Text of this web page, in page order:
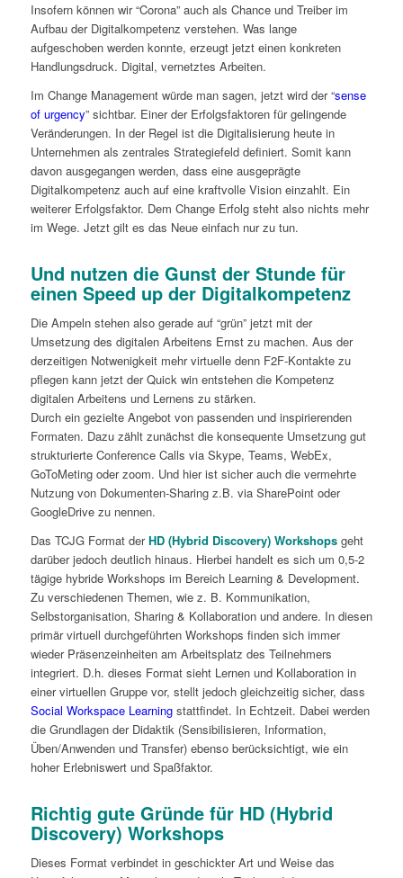
Insofern können wir “Corona” auch als Chance und Treiber im
Aufbau der Digitalkompetenz verstehen. Was lange
aufgeschoben werden konnte, erzeugt jetzt einen konkreten
Handlungsdruck. Digital, vernetztes Arbeiten.
Im Change Management würde man sagen, jetzt wird der “sense
of urgency” sichtbar. Einer der Erfolgsfaktoren für gelingende
Veränderungen. In der Regel ist die Digitalisierung heute in
Unternehmen als zentrales Strategiefeld definiert. Somit kann
davon ausgegangen werden, dass eine ausgeprägte
Digitalkompetenz auch auf eine kraftvolle Vision einzahlt. Ein
weiterer Erfolgsfaktor. Dem Change Erfolg steht also nichts mehr
im Wege. Jetzt gilt es das Neue einfach nur zu tun.
Und nutzen die Gunst der Stunde für
einen Speed up der Digitalkompetenz
Die Ampeln stehen also gerade auf “grün” jetzt mit der
Umsetzung des digitalen Arbeitens Ernst zu machen. Aus der
derzeitigen Notwenigkeit mehr virtuelle denn F2F-Kontakte zu
pflegen kann jetzt der Quick win entstehen die Kompetenz
digitalen Arbeitens und Lernens zu stärken.
Durch ein gezielte Angebot von passenden und inspirierenden
Formaten. Dazu zählt zunächst die konsequente Umsetzung gut
strukturierte Conference Calls via Skype, Teams, WebEx,
GoToMeting oder zoom. Und hier ist sicher auch die vermehrte
Nutzung von Dokumenten-Sharing z.B. via SharePoint oder
GoogleDrive zu nennen.
Das TCJG Format derHD (Hybrid Discovery) Workshopsgeht
darüber jedoch deutlich hinaus. Hierbei handelt es sich um 0,5-2
tägige hybride Workshops im Bereich Learning & Development.
Zu verschiedenen Themen, wie z. B. Kommunikation,
Selbstorganisation, Sharing & Kollaboration und andere. In diesen
primär virtuell durchgeführten Workshops finden sich immer
wieder Präsenzeinheiten am Arbeitsplatz des Teilnehmers
integriert. D.h. dieses Format sieht Lernen und Kollaboration in
einer virtuellen Gruppe vor, stellt jedoch gleichzeitig sicher, dass
Social Workspace Learningstattfindet. In Echtzeit. Dabei werden
die Grundlagen der Didaktik (Sensibilisieren, Information,
Üben/Anwenden und Transfer) ebenso berücksichtigt, wie ein
hoher Erlebniswert und Spaßfaktor.
Richtig gute Gründe für HD (Hybrid
Discovery) Workshops
Dieses Format verbindet in geschickter Art und Weise das